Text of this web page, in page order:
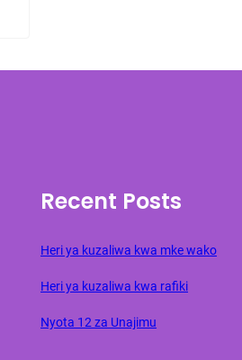
Recent Posts
Heri ya kuzaliwa kwa mke wako
Heri ya kuzaliwa kwa rafiki
Nyota 12 za Unajimu